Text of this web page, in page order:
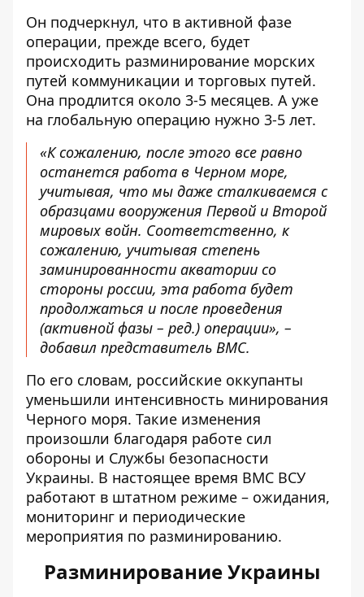
Он подчеркнул, что в активной фазе
операции, прежде всего, будет
происходить разминирование морских
путей коммуникации и торговых путей.
Она продлится около 3-5 месяцев. А уже
на глобальную операцию нужно 3-5 лет.
«К сожалению, после этого все равно
останется работа в Черном море,
учитывая, что мы даже сталкиваемся с
образцами вооружения Первой и Второй
мировых войн. Соответственно, к
сожалению, учитывая степень
заминированности акватории со
стороны россии, эта работа будет
продолжаться и после проведения
(активной фазы – ред.) операции», –
добавил представитель ВМС.
По его словам, российские оккупанты
уменьшили интенсивность минирования
Черного моря. Такие изменения
произошли благодаря работе сил
обороны и Службы безопасности
Украины. В настоящее время ВМС ВСУ
работают в штатном режиме – ожидания,
мониторинг и периодические
мероприятия по разминированию.
Разминирование Украины